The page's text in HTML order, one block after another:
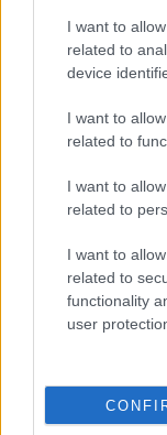
I want to
related to
device
I want to
related to
I want to
related to
I want to
related to
functionality
user
blog.hu
Szólj hozzá!
A